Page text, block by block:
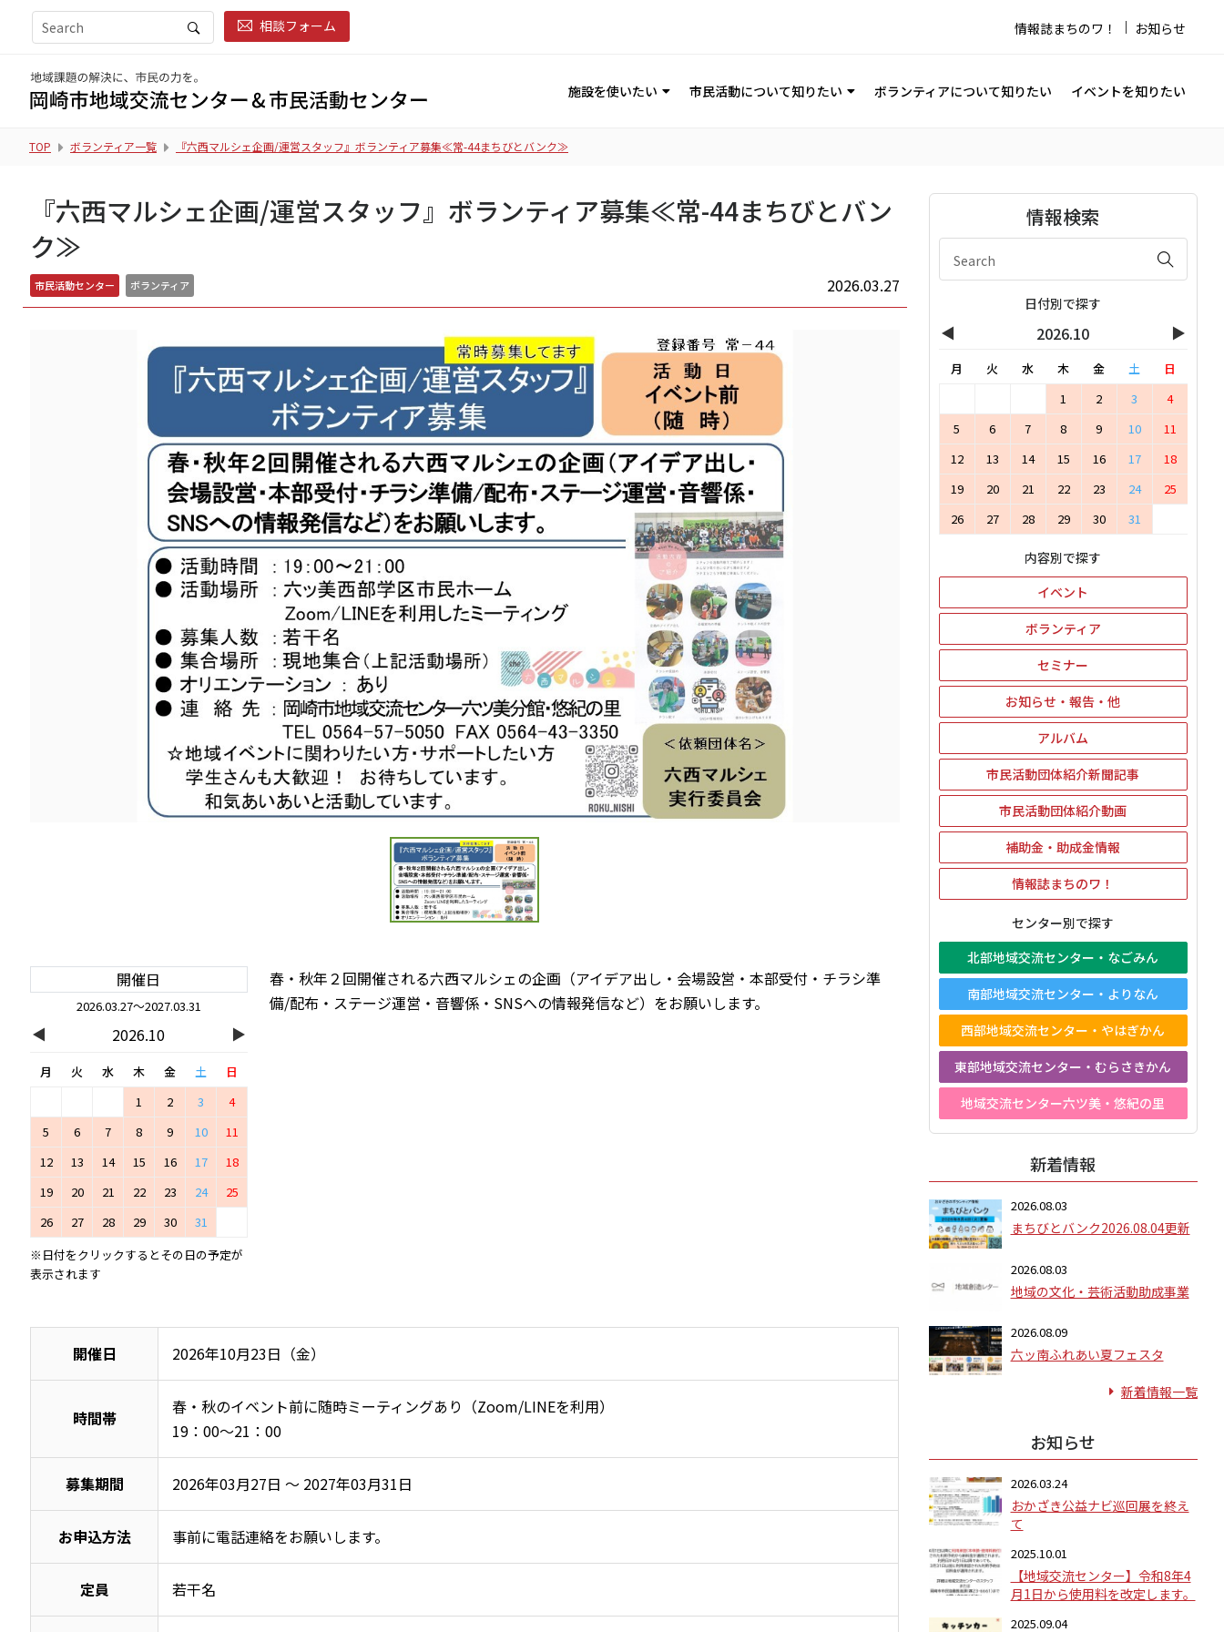
相談フォーム 情報誌まちのワ！ お知らせ
施設を使いたい 市民活動について知りたい ボランティアについて知りたい イベントを知りたい
TOP ボランティア一覧 『六西マルシェ企画/運営スタッフ』ボランティア募集≪常-44まちびとバンク≫
『六西マルシェ企画/運営スタッフ』ボランティア募集≪常-44まちびとバン
ク≫
市民活動センター ボランティア 2026.03.27
開催日
2026.03.27～2027.03.31
◀ 2026.10 ▶
月 火 水 木 金 土
日
1
2 3
4
5
6 7 8 9 10
11
12
13 14 15 16 17
18
19
20 21 22 23 24
25
26
27 28 29 30
31
※日付をクリックするとその日の予定が
表示されます
春・秋年２回開催される六西マルシェの企画（アイデア出し・会場設営・本部受付・チラシ準
備/配布・ステージ運営・音響係・SNSへの情報発信など）をお願いします。
開催日 2026年10月23日（金）
時間帯
春・秋のイベント前に随時ミーティングあり（Zoom/LINEを利用）
19：00～21：00
募集期間 2026年03月27日 ～ 2027年03月31日
お申込方法 事前に電話連絡をお願いします。
定員 若干名
情報検索
日付別で探す
◀ 2026.10 ▶
月 火 水 木 金 土
日
1
2 3
4
5
6 7 8 9 10
11
12
13 14 15 16 17
18
19
20 21 22 23 24
25
26
27 28 29 30 31
内容別で探す
イベント
ボランティア
セミナー
お知らせ・報告・他
アルバム
市民活動団体紹介新聞記事
市民活動団体紹介動画
補助金・助成金情報
情報誌まちのワ！
センター別で探す
北部地域交流センター・なごみん
南部地域交流センター・よりなん
西部地域交流センター・やはぎかん
東部地域交流センター・むらさきかん
地域交流センター六ツ美・悠紀の里
新着情報
2026.08.03
まちびとバンク2026.08.04更新
2026.08.03
地域の文化・芸術活動助成事業
2026.08.09
六ッ南ふれあい夏フェスタ
新着情報一覧
お知らせ
2026.03.24
おかざき公益ナビ巡回展を終え
て
2025.10.01
【地域交流センター】令和8年4
月1日から使用料を改定します。
2025.09.04